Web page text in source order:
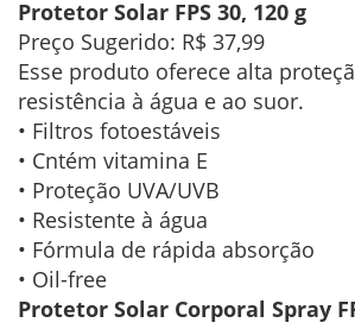
Protetor Solar FPS 30, 120 g
Preço Sugerido: R$ 37,99
Esse produto oferece alta
resistência à água e ao suor.
• Filtros fotoestáveis
• Cntém vitamina E
• Proteção UVA/UVB
• Resistente à água
• Fórmula de rápida absorção
• Oil-free
Protetor Solar Corporal Spray